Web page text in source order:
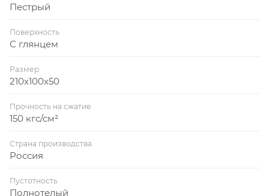
Пестрый
Поверхность
С глянцем
Размер
210x100x50
Прочность на сжатие
150 кгс/см²
Страна производства
Россия
Пустотность
Полнотелый